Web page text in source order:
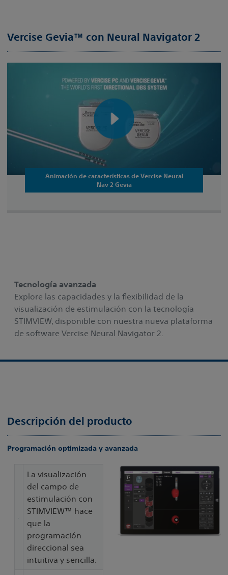
Vercise Gevia™ con Neural Navigator 2
Animación de características de Vercise Neural
Nav 2 Gevia
Tecnología avanzada
Explore las capacidades y la flexibilidad de la
visualización de estimulación con la tecnología
STIMVIEW, disponible con nuestra nueva plataforma
de software Vercise Neural Navigator 2.
Descripción del producto
Programación optimizada y avanzada
La visualización
del campo de
estimulación con
STIMVIEW™ hace
que la
programación
direccional sea
intuitiva y sencilla.